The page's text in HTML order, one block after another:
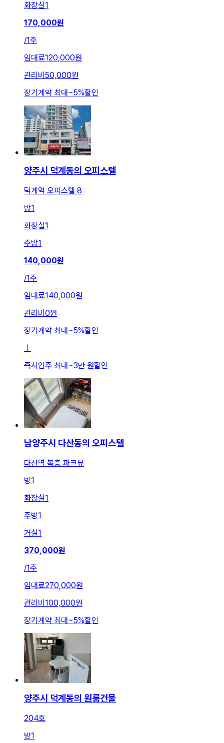
화장실1
170,000원
/1주
임대료120,000원
관리비 50,000원
장기계약 최대 ~5%할인
양주시 덕계동의 오피스텔
덕계역 오피스텔 8
방1
화장실1
주방1
140,000원
/1주
임대료140,000원
관리비 0원
장기계약 최대~5%할인
ㅣ
즉시입주 최대~3만 원할인
남양주시 다산동의 오피스텔
다산역 복층 파크뷰
방1
화장실1
주방1
거실1
370,000원
/1주
임대료270,000원
관리비 100,000원
장기계약 최대~5%할인
양주시 덕계동의 원룸건물
204호
방1